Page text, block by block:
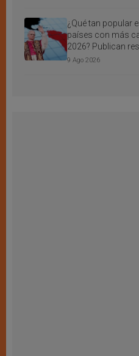
¿Qué tan popular
países con más
2026? Publican
9 Ago 2026